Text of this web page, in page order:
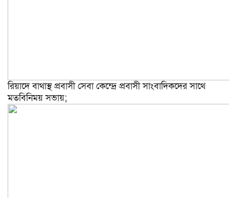
রিয়াদে বাথাস্থ প্রবাসী সেবা কেন্দ্রে প্রবাসী সাংবাদিকদের সাথে
মতবিনিময় সভায়;